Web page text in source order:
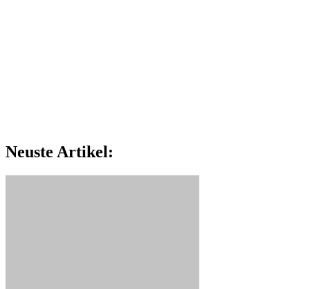
Neuste Artikel: